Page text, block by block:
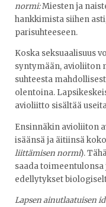
normi:Miesten ja
hankkimista siihen
parisuhteeseen.
Koska seksuaalisuus
syntymään, avioliiton
suhteesta
olentoina.
avioliitto sisältää
Ensinnäkin avioliiton
isäänsä ja äitiinsä
liittämisen normi).
saada
edellytykset
Lapsen ainutlaatuisen